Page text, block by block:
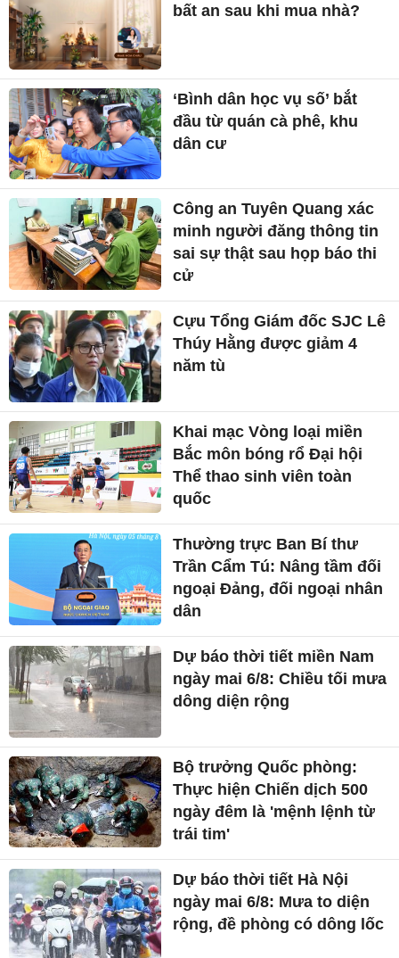
bất an sau khi mua nhà?
‘Bình dân học vụ số’ bắt
đầu từ quán cà phê, khu
dân cư
Công an Tuyên Quang xác
minh người đăng thông tin
sai sự thật sau họp báo thi
cử
Cựu Tổng Giám đốc SJC Lê
Thúy Hằng được giảm 4
năm tù
Khai mạc Vòng loại miền
Bắc môn bóng rổ Đại hội
Thể thao sinh viên toàn
quốc
Thường trực Ban Bí thư
Trần Cẩm Tú: Nâng tầm đối
ngoại Đảng, đối ngoại nhân
dân
Dự báo thời tiết miền Nam
ngày mai 6/8: Chiều tối mưa
dông diện rộng
Bộ trưởng Quốc phòng:
Thực hiện Chiến dịch 500
ngày đêm là 'mệnh lệnh từ
trái tim'
Dự báo thời tiết Hà Nội
ngày mai 6/8: Mưa to diện
rộng, đề phòng có dông lốc